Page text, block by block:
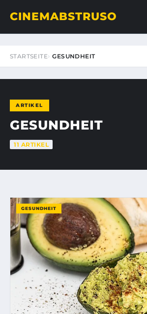
CINEMABSTRUSO
STARTSEITE GESUNDHEIT
ARTIKEL
GESUNDHEIT
11 ARTIKEL
GESUNDHEIT